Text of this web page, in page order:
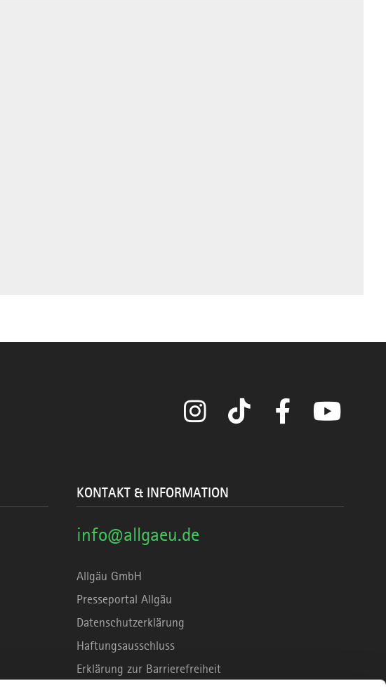
Instagram TikTok Facebook
KONTAKT & INFORMATION
info@allgaeu.de
Allgäu GmbH
Presseportal Allgäu
Datenschutzerklärung
Haftungsausschluss
Erklärung zur Barrierefreiheit